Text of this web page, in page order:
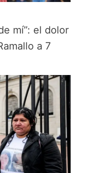
mí”: el dolor
a 7